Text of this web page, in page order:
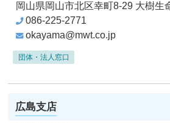
岡山県岡山市北区幸町8-29大樹生
086-225-2771
okayama@mwt.co.jp
団体・法人窓口
広島支店